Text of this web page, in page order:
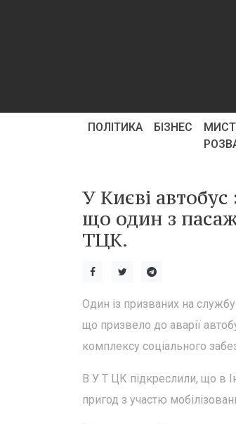
ПОЛІТИКА БІЗНЕС
У Києві
що один з
ТЦК.
Один із призваних на
що призвело до аварії
комплексу соціального
В У Т ЦК підкреслили, що в
пригод з участю